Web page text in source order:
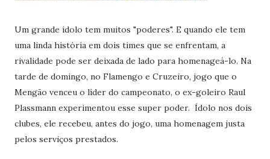
Um grande ídolo tem muitos "poderes". E quando ele tem
uma linda história em dois times que se enfrentam, a
rivalidade pode ser deixada de lado para homenageá-lo. Na
tarde de domingo, no Flamengo e Cruzeiro, jogo que o
Mengão venceu o líder do campeonato, o ex-goleiro Raul
Plassmann experimentou esse super poder. Ídolo nos dois
clubes, ele recebeu, antes do jogo, uma homenagem justa
pelos serviços prestados.